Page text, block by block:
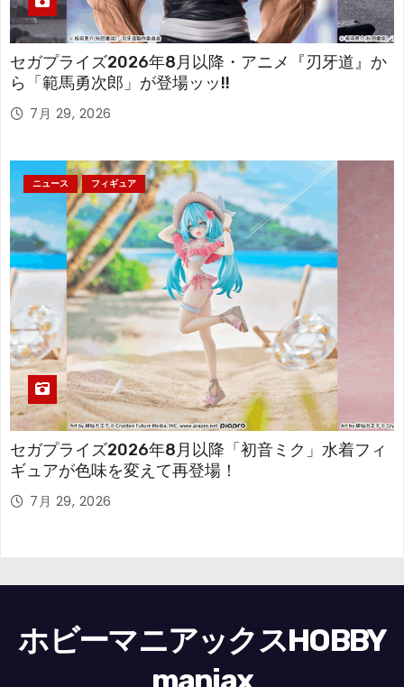
セガプライズ2026年8月以降・アニメ『刃牙道』か
ら「範馬勇次郎」が登場ッッ!!
7月 29, 2026
ニュース フィギュア
セガプライズ2026年8月以降「初音ミク」水着フィ
ギュアが色味を変えて再登場！
7月 29, 2026
ホビーマニアックスHOBBY